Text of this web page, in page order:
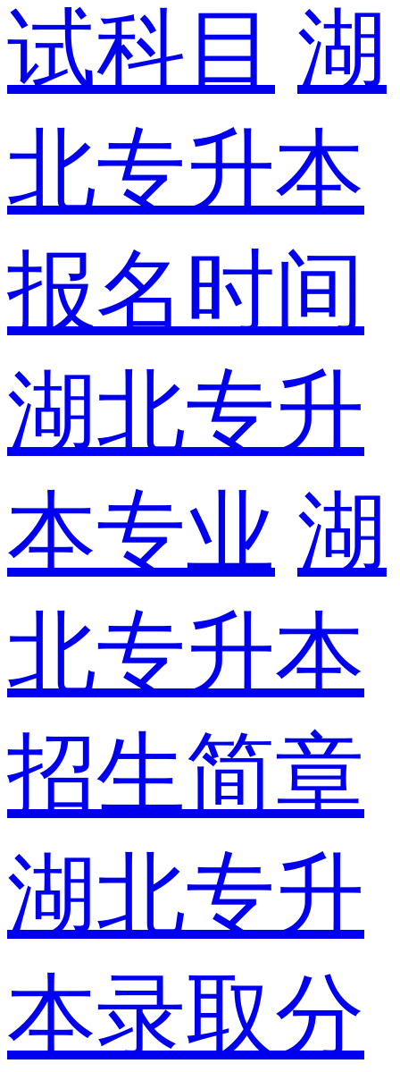
试科目 湖
北专升本
报名时间
湖北专升
本专业 湖
北专升本
招生简章
湖北专升
本录取分